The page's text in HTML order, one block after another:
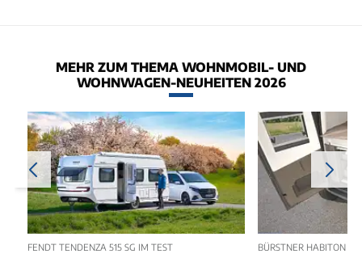
MEHR ZUM THEMA WOHNMOBIL- UND
WOHNWAGEN-NEUHEITEN 2026
FENDT TENDENZA 515 SG IM TEST BÜRSTNER HABITON 6.1